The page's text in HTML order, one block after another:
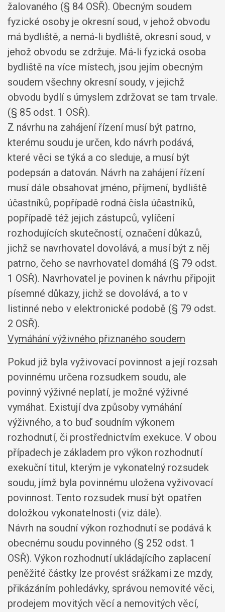
žalovaného (§ 84 OSŘ). Obecným soudem
fyzické osoby je okresní soud, v jehož obvodu
má bydliště, a nemá-li bydliště, okresní soud, v
jehož obvodu se zdržuje. Má-li fyzická osoba
bydliště na více místech, jsou jejím obecným
soudem všechny okresní soudy, v jejichž
obvodu bydlí s úmyslem zdržovat se tam trvale.
(§ 85 odst. 1 OSŘ).
Z návrhu na zahájení řízení musí být patrno,
kterému soudu je určen, kdo návrh podává,
které věci se týká a co sleduje, a musí být
podepsán a datován. Návrh na zahájení řízení
musí dále obsahovat jméno, příjmení, bydliště
účastníků, popřípadě rodná čísla účastníků,
popřípadě též jejich zástupců, vylíčení
rozhodujících skutečností, označení důkazů,
jichž se navrhovatel dovolává, a musí být z něj
patrno, čeho se navrhovatel domáhá (§ 79 odst.
1 OSŘ). Navrhovatel je povinen k návrhu připojit
písemné důkazy, jichž se dovolává, a to v
listinné nebo v elektronické podobě (§ 79 odst.
2 OSŘ).
Vymáhání výživného přiznaného soudem
Pokud již byla vyživovací povinnost a její rozsah
povinnému určena rozsudkem soudu, ale
povinný výživné neplatí, je možné výživné
vymáhat. Existují dva způsoby vymáhání
výživného, a to buď soudním výkonem
rozhodnutí, či prostřednictvím exekuce. V obou
případech je základem pro výkon rozhodnutí
exekuční titul, kterým je vykonatelný rozsudek
soudu, jímž byla povinnému uložena vyživovací
povinnost. Tento rozsudek musí být opatřen
doložkou vykonatelnosti (viz dále).
Návrh na soudní výkon rozhodnutí se podává k
obecnému soudu povinného (§ 252 odst. 1
OSŘ). Výkon rozhodnutí ukládajícího zaplacení
peněžité částky lze provést srážkami ze mzdy,
přikázáním pohledávky, správou nemovité věci,
prodejem movitých věcí a nemovitých věcí,